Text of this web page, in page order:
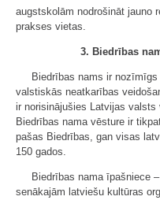
augstskolām nodrošināt jauno
prakses vietas.
3. Biedrības
Biedrības nams ir
valstiskās neatkarības
ir norisinājušies Latvijas
Biedrības nama vēsture ir
pašas Biedrības, gan visas
150 gados.
Biedrības nama īpašniece
senākajām latviešu kultūras